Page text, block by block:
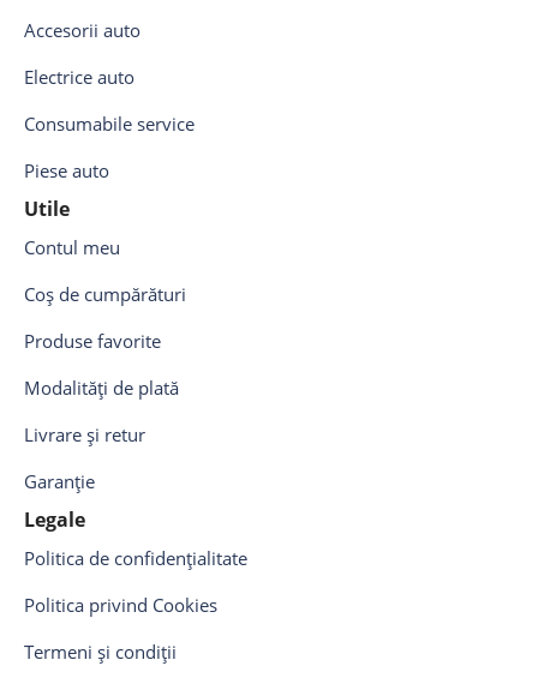
Accesorii auto
Electrice auto
Consumabile service
Piese auto
Utile
Contul meu
Coș de cumpărături
Produse favorite
Modalități de plată
Livrare și retur
Garanție
Legale
Politica de confidențialitate
Politica privind Cookies
Termeni și condiții